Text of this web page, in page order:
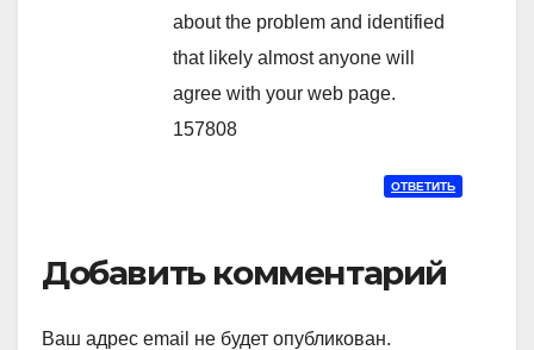
about the problem and identified
that likely almost anyone will
agree with your web page.
157808
ОТВЕТИТЬ
Добавить комментарий
Ваш адрес email не будет опубликован.